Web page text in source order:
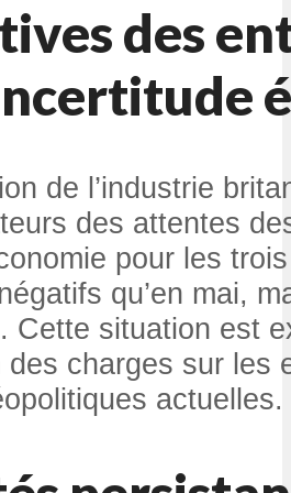
des
de l’industrie
des attentes
pour les
qu’en mai,
Cette situation est
des charges sur les
actuelles.